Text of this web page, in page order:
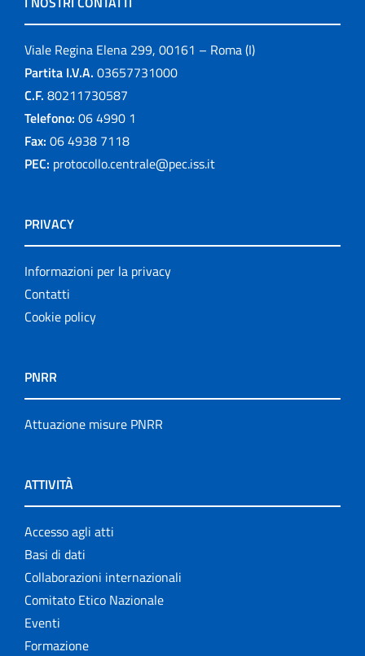
Viale Regina Elena 299, 00161 – Roma (I)
Partita I.V.A. 03657731000
C.F. 80211730587
Telefono: 06 4990 1
Fax: 06 4938 7118
PEC: protocollo.centrale@pec.iss.it
PRIVACY
Informazioni per la privacy
Contatti
Cookie policy
PNRR
Attuazione misure PNRR
ATTIVITÀ
Accesso agli atti
Basi di dati
Collaborazioni internazionali
Comitato Etico Nazionale
Eventi
Formazione